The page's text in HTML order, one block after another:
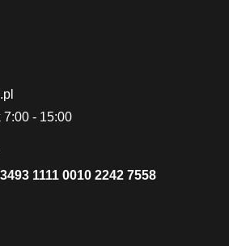
7:00 - 15:00
1111 0010 2242 7558